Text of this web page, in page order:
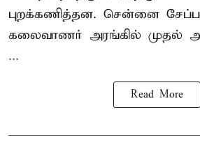
புறக்கணித்தன. சென்னை
கலைவாணர் அரங்கில் முதல்
...
Read More